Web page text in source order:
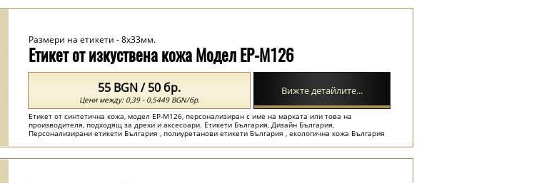
Етикет от изкуствена кожа Модел EP-M126
Размери на етикети - 8x33мм.
Етикет от синтетична кожа, модел EP-M126, персонализиран с име на марката или това на
производителя, подходящ за дрехи и аксесоари. Етикети България, Дизайн България,
Персонализирани етикети България , полиуретанови етикети България , екологична кожа България
55 BGN / 50 бр.
Цени между: 0,39 - 0,5449 BGN/бр.
Вижте детайлите...